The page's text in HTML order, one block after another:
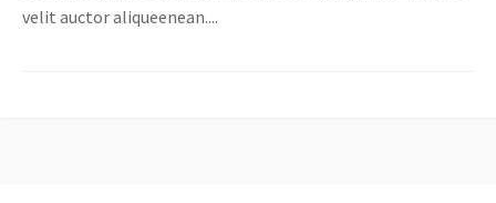
velit auctor aliqueenean....